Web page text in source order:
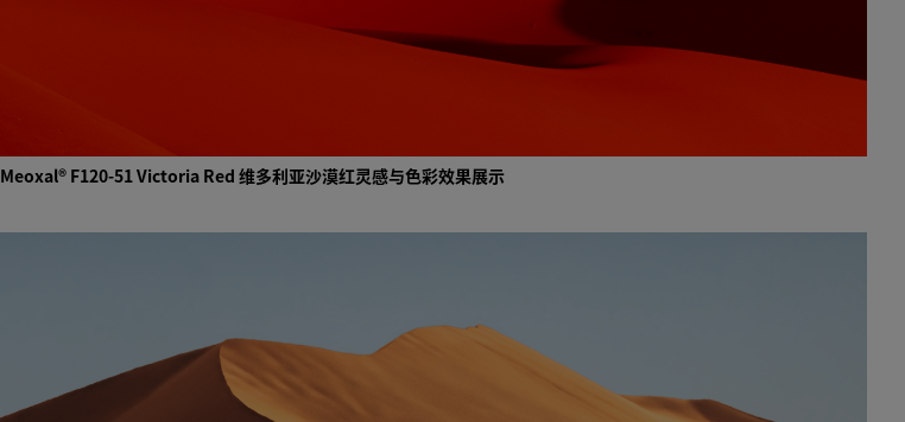
Meoxal® F120-51 Victoria Red 维多利亚沙漠红灵感与色彩效果展示